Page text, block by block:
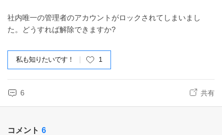
社内唯一の管理者のアカウントがロックされてしまいまし
た。どうすれば解除できますか?
私も知りたいです！ 1
6 共有
コメント 6